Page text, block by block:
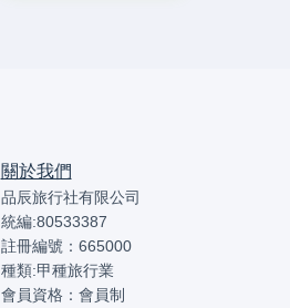
關於我們
品辰旅行社有限公司
統編:80533387
註冊編號：665000
種類:甲種旅行業
會員資格：會員制